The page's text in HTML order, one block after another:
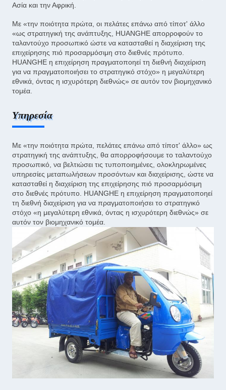
Ασία και την Αφρική.
Με «την ποιότητα πρώτα, οι πελάτες επάνω από τίποτ' άλλο
«ως στρατηγική της ανάπτυξης, HUANGHE απορροφούν το
ταλαντούχο προσωπικό ώστε να κατασταθεί η διαχείριση της
επιχείρησης πιό προσαρμόσιμη στο διεθνές πρότυπο.
HUANGHE η επιχείρηση πραγματοποηεί τη διεθνή διαχείριση
για να πραγματοποιήσει το στρατηγικό στόχο» η μεγαλύτερη
εθνικά, όντας η ισχυρότερη διεθνώς» σε αυτόν τον βιομηχανικό
τομέα.
Υπηρεσία
Με «την ποιότητα πρώτα, πελάτες επάνω από τίποτ' άλλο» ως
στρατηγική της ανάπτυξης, θα απορροφήσουμε το ταλαντούχο
προσωπικό, να βελτιώσει τις τυποποιημένες, ολοκληρωμένες
υπηρεσίες μεταπωλήσεων προσόντων και διαχείρισης, ώστε να
κατασταθεί η διαχείριση της επιχείρησης πιό προσαρμόσιμη
στο διεθνές πρότυπο. HUANGHE η επιχείρηση πραγματοποηεί
τη διεθνή διαχείριση για να πραγματοποιήσει το στρατηγικό
στόχο «η μεγαλύτερη εθνικά, όντας η ισχυρότερη διεθνώς» σε
αυτόν τον βιομηχανικό τομέα.